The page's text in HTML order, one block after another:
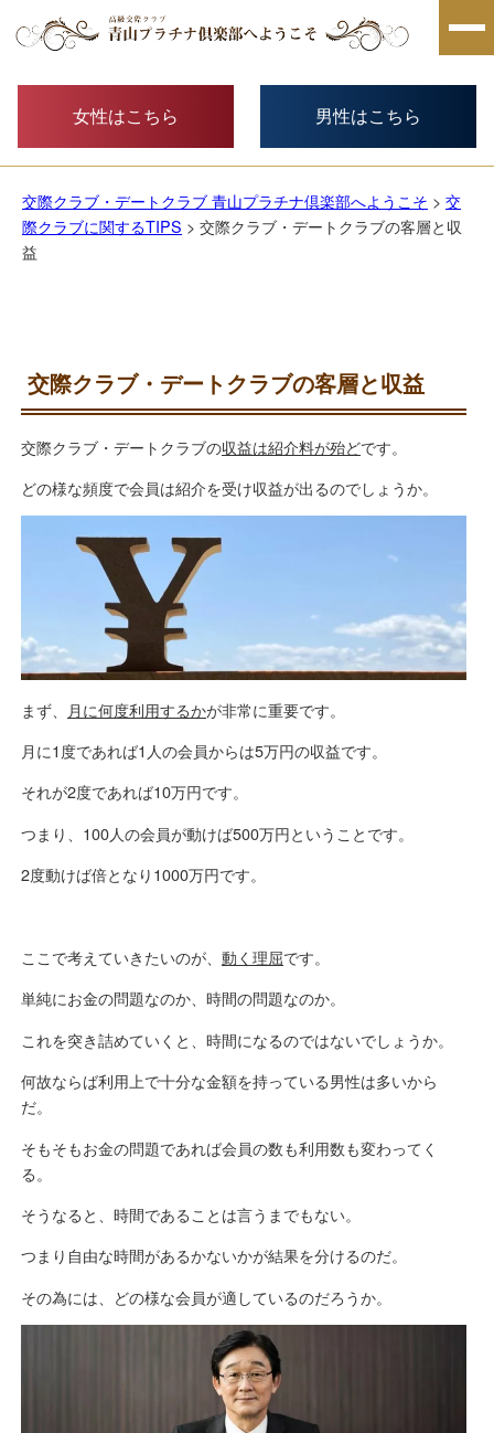
女性はこちら 男性はこちら
交際クラブ・デートクラブ 青山プラチナ倶楽部へようこそ > 交
際クラブに関するTIPS > 交際クラブ・デートクラブの客層と収
益
交際クラブ・デートクラブの客層と収益
交際クラブ・デートクラブの収益は紹介料が殆どです。
どの様な頻度で会員は紹介を受け収益が出るのでしょうか。
まず、 月に何度利用するかが非常に重要です。
月に1度であれば1人の会員からは5万円の収益です。
それが2度であれば10万円です。
つまり、100人の会員が動けば500万円ということです。
2度動けば倍となり1000万円です。
ここで考えていきたいのが、 動く理屈です。
単純にお金の問題なのか、時間の問題なのか。
これを突き詰めていくと、時間になるのではないでしょうか。
何故ならば利用上で十分な金額を持っている男性は多いから
だ。
そもそもお金の問題であれば会員の数も利用数も変わってく
る。
そうなると、時間であることは言うまでもない。
つまり自由な時間があるかないかが結果を分けるのだ。
その為には、どの様な会員が適しているのだろうか。